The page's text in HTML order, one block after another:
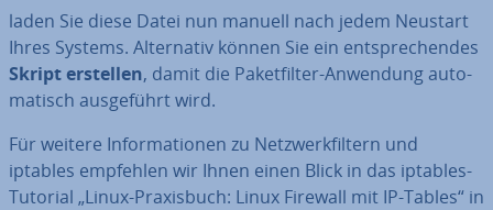
laden Sie diese Datei nun manuell nach jedem Neustart
Ihres Systems. Al­ter­na­tiv können Sie ein ent­spre­chen­des
Skript erstellen, damit die Pa­ket­fil­ter-Anwendung au­to­
ma­tisch aus­ge­führt wird.
Für weitere In­for­ma­tio­nen zu Netz­werk­fil­tern und
iptables empfehlen wir Ihnen einen Blick in das iptables-
Tutorial „Linux-Pra­xis­buch: Linux Firewall mit IP-Tables“ in